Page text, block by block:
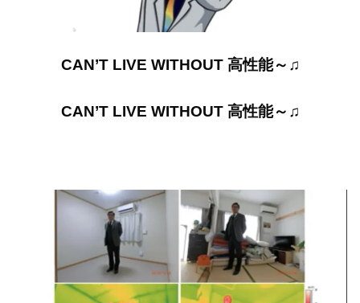
CAN’T LIVE WITHOUT 高性能～♫
CAN’T LIVE WITHOUT 高性能～♫